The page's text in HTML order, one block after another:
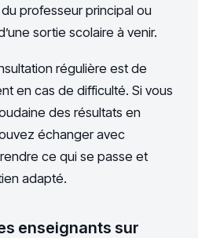
professeur principal ou
sortie scolaire à venir.
régulière est de
en cas de difficulté. Si vous
des résultats en
échanger avec
ce qui se passe et
adapté.
enseignants sur